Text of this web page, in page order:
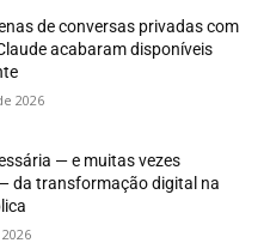
de conversas privadas com
acabaram disponíveis
2026
— e muitas vezes
da transformação digital na